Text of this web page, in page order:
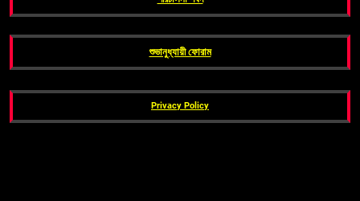
শুভানুধ্যায়ী ফোরাম
Privacy Policy